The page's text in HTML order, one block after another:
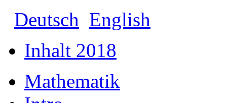
Deutsch English
Inhalt 2018
Mathematik